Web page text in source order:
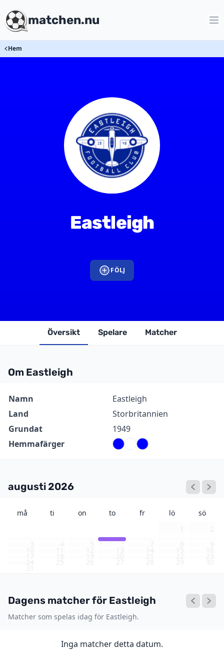
matchen.nu
Hem
Eastleigh
FÖLJ
Översikt Spelare Matcher
Om Eastleigh
Information
Namn
Eastleigh
Land
Storbritannien
Grundat
1949
Hemmafärger
augusti 2026
må ti on to fr lö
sö
6
Dagens matcher för Eastleigh
Matcher som spelas idag för Eastleigh.
Inga matcher detta datum.